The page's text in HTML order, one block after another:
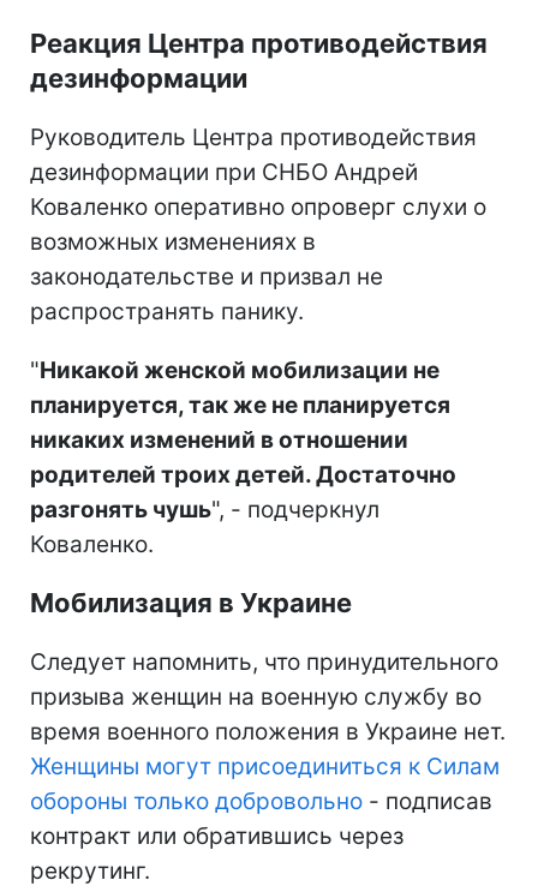
Реакция Центра противодействия
дезинформации
Руководитель Центра противодействия
дезинформации при СНБО Андрей
Коваленко оперативно опроверг слухи о
возможных изменениях в
законодательстве и призвал не
распространять панику.
"Никакой женской мобилизации не
планируется, так же не планируется
никаких изменений в отношении
родителей троих детей. Достаточно
разгонять чушь", - подчеркнул
Коваленко.
Мобилизация в Украине
Следует напомнить, что принудительного
призыва женщин на военную службу во
время военного положения в Украине нет.
Женщины могут присоединиться к Силам
обороны только добровольно - подписав
контракт или обратившись через
рекрутинг.